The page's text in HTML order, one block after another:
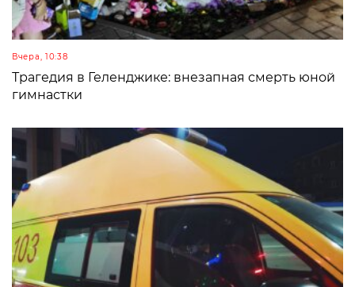
Вчера, 10:38
Трагедия в Геленджике: внезапная смерть юной
гимнастки